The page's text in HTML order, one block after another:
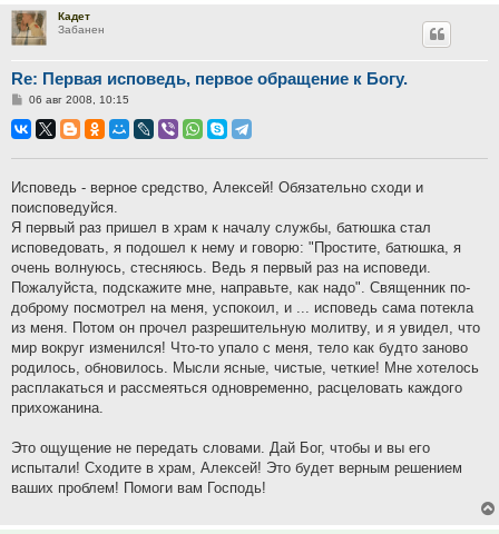
Кадет
Забанен
Re: Первая исповедь, первое обращение к Богу.
Сообщение
06 авг 2008, 10:15
Исповедь - верное средство, Алексей! Обязательно сходи и
поисповедуйся.
Я первый раз пришел в храм к началу службы, батюшка стал
исповедовать, я подошел к нему и говорю: "Простите, батюшка, я
очень волнуюсь, стесняюсь. Ведь я первый раз на исповеди.
Пожалуйста, подскажите мне, направьте, как надо". Священник по-
доброму посмотрел на меня, успокоил, и ... исповедь сама потекла
из меня. Потом он прочел разрешительную молитву, и я увидел, что
мир вокруг изменился! Что-то упало с меня, тело как будто заново
родилось, обновилось. Мысли ясные, чистые, четкие! Мне хотелось
расплакаться и рассмеяться одновременно, расцеловать каждого
прихожанина.
Это ощущение не передать словами. Дай Бог, чтобы и вы его
испытали! Сходите в храм, Алексей! Это будет верным решением
ваших проблем! Помоги вам Господь!